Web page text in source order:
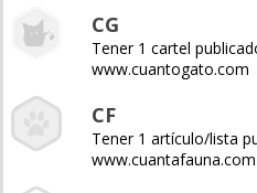
CG
Tener 1 cartel
www.cuantogato.com
CF
Tener 1 artículo/lista
www.cuantafauna.com